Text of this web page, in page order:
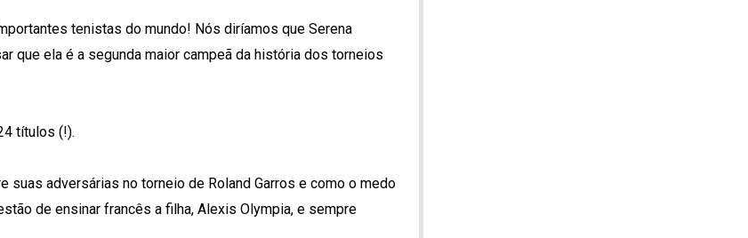
tenistas do mundo! Nós diríamos que Serena
que ela é a segunda maior campeã da história dos torneios
títulos (!).
suas adversárias no torneio de Roland Garros e como o medo
de ensinar francês a filha, Alexis Olympia, e sempre